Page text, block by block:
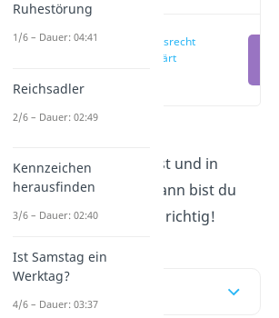
Gewohnheitsrecht
einfach erklärt
willst wissen, was
Gewohnheitsrecht
ist und in
welchen Fällen es gilt? Dann bist du
und imVideo genau richtig!
Ruhestörung
1/6 – Dauer: 04:41
Reichsadler
2/6 – Dauer: 02:49
Kennzeichen
herausfinden
3/6 – Dauer: 02:40
Ist Samstag ein
Werktag?
4/6 – Dauer: 03:37